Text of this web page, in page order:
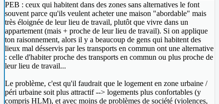
PEB : ceux qui habitent dans des zones sans alternatives le font
souvent parce qu'ils veulent acheter une maison "abordable" mais
très éloignée de leur lieu de travail, plutôt que vivre dans un
appartement (mais + proche de leur lieu de travail). Si on applique
ton raisonnement, alors il y a beaucoup de gens qui habitent des
lieux mal désservis par les transports en commun ont une alternative
: celle d'habiter proche des transports en commun ou plus proche de
leur lieu de travail...
Le problème, c'est qu'il faudrait que le logement en zone urbaine /
péri urbaine soit plus attractif --> logements plus confortables (y
compris HLM), et avec moins de problèmes de société (violences,